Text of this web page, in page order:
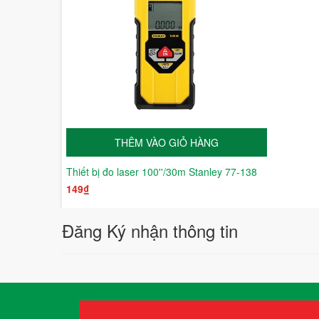
THÊM VÀO GIỎ HÀNG
Thiết bị đo laser 100''/30m Stanley 77-138
149₫
Đăng Ký nhận thông tin